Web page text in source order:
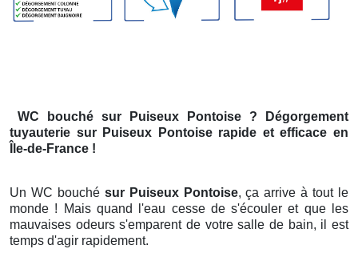
WC bouché sur Puiseux Pontoise ? Dégorgement
tuyauterie sur Puiseux Pontoise rapide et efficace en
Île-de-France !
Un WC bouché sur Puiseux Pontoise, ça arrive à tout le
monde ! Mais quand l'eau cesse de s'écouler et que les
mauvaises odeurs s'emparent de votre salle de bain, il est
temps d'agir rapidement.